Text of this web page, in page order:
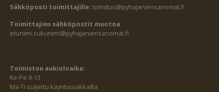
Sähköposti toimittajille: toimitus@pyhajarvensanomat.fi
Toimittajien sähköpostit muotoa
etunimi.sukunimi@pyhajarvensanomat.fi
Toimiston aukioloaika:
Ke-Pe 9-13
Ma-Ti suljettu käyntiasiakkailta